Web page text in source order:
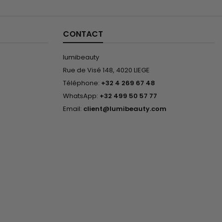
CONTACT
lumibeauty
Rue de Visé 148, 4020 LIEGE
Téléphone: +32 4 269 67 48
WhatsApp: +32 499 50 57 77
Email: client@lumibeauty.com